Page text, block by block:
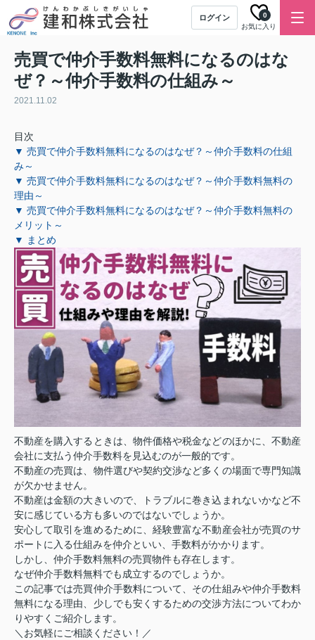
ログイン
お気に入り
0
売買で仲介手数料無料になるのはな
ぜ？～仲介手数料の仕組み～
2021.11.02
目次
▼ 売買で仲介手数料無料になるのはなぜ？～仲介手数料の仕組
み～
▼ 売買で仲介手数料無料になるのはなぜ？～仲介手数料無料の
理由～
▼ 売買で仲介手数料無料になるのはなぜ？～仲介手数料無料の
メリット～
▼ まとめ
不動産を購入するときは、物件価格や税金などのほかに、不動産
会社に支払う仲介手数料を見込むのが一般的です。
不動産の売買は、物件選びや契約交渉など多くの場面で専門知識
が欠かせません。
不動産は金額の大きいので、トラブルに巻き込まれないかなど不
安に感じている方も多いのではないでしょうか。
安心して取引を進めるために、経験豊富な不動産会社が売買のサ
ポートに入る仕組みを仲介といい、手数料がかかります。
しかし、仲介手数料無料の売買物件も存在します。
なぜ仲介手数料無料でも成立するのでしょうか。
この記事では売買仲介手数料について、その仕組みや仲介手数料
無料になる理由、少しでも安くするための交渉方法についてわか
りやすくご紹介します。
＼お気軽にご相談ください！／